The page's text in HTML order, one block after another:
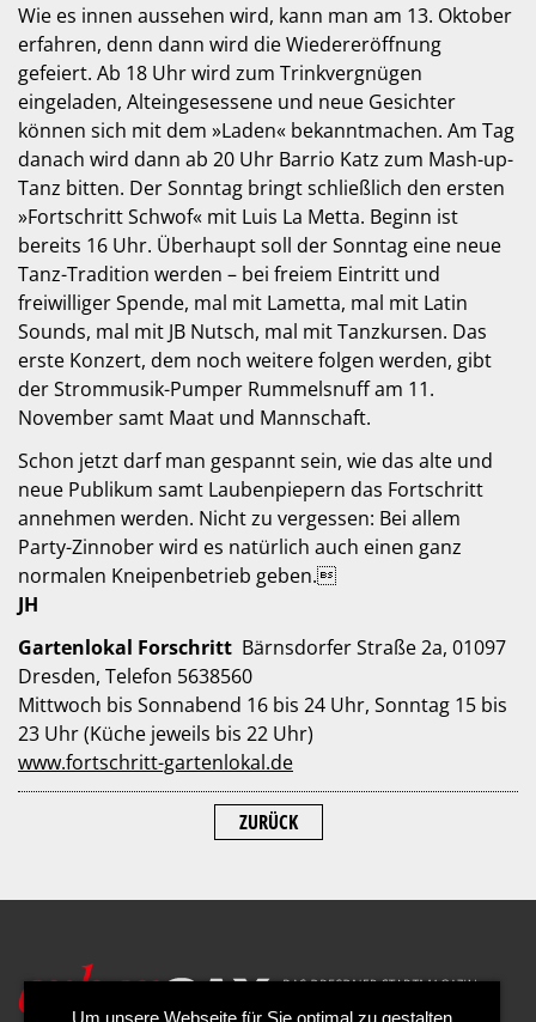
Wie es innen aussehen wird, kann man am 13. Oktober
erfahren, denn dann wird die Wiedereröffnung
gefeiert. Ab 18 Uhr wird zum Trinkvergnügen
eingeladen, Alteingesessene und neue Gesichter
können sich mit dem »Laden« bekanntmachen. Am Tag
danach wird dann ab 20 Uhr Barrio Katz zum Mash-up-
Tanz bitten. Der Sonntag bringt schließlich den ersten
»Fortschritt Schwof« mit Luis La Metta. Beginn ist
bereits 16 Uhr. Überhaupt soll der Sonntag eine neue
Tanz-Tradition werden – bei freiem Eintritt und
freiwilliger Spende, mal mit Lametta, mal mit Latin
Sounds, mal mit JB Nutsch, mal mit Tanzkursen. Das
erste Konzert, dem noch weitere folgen werden, gibt
der Strommusik-Pumper Rummelsnuff am 11.
November samt Maat und Mannschaft.
Schon jetzt darf man gespannt sein, wie das alte und
neue Publikum samt Laubenpiepern das Fortschritt
annehmen werden. Nicht zu vergessen: Bei allem
Party-Zinnober wird es natürlich auch einen ganz
normalen Kneipenbetrieb geben.
JH
Gartenlokal Forschritt Bärnsdorfer Straße 2a, 01097
Dresden, Telefon 5638560
Mittwoch bis Sonnabend 16 bis 24 Uhr, Sonntag 15 bis
23 Uhr (Küche jeweils bis 22 Uhr)
www.fortschritt-gartenlokal.de
ZURÜCK
Um unsere Webseite für Sie optimal zu gestalten